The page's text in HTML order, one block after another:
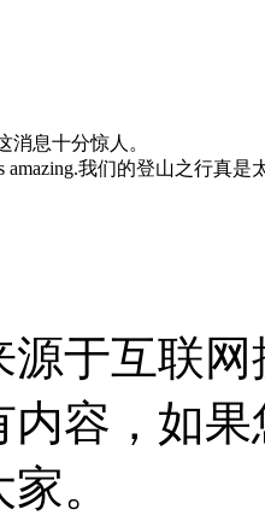
消息十分惊人。
amazing.我们的登山之行真是
源于互联
内容，如
。